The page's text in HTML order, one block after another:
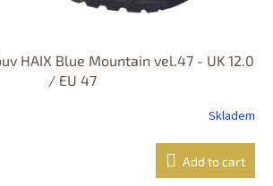
HAIX Blue Mountain vel.47 - UK 12.0
/ EU 47
Skladem
Add to cart